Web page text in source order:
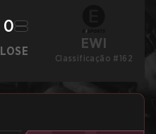
0
LOSE EWI
Classificação #162